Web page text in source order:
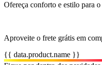
Ofereça conforto e estilo para
Aproveite o frete grátis em
{{ data.product.name }}